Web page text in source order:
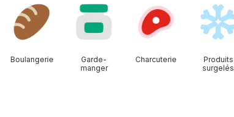
Boulangerie
Garde-
manger
Charcuterie
Produits
surgelés